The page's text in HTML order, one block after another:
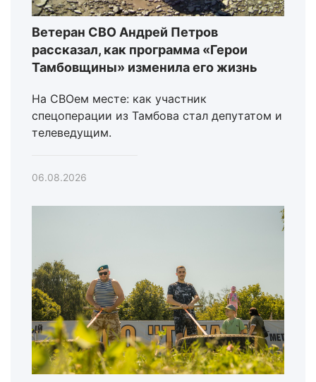
Ветеран СВО Андрей Петров
рассказал, как программа «Герои
Тамбовщины» изменила его жизнь
На СВОем месте: как участник
спецоперации из Тамбова стал депутатом и
телеведущим.
06.08.2026